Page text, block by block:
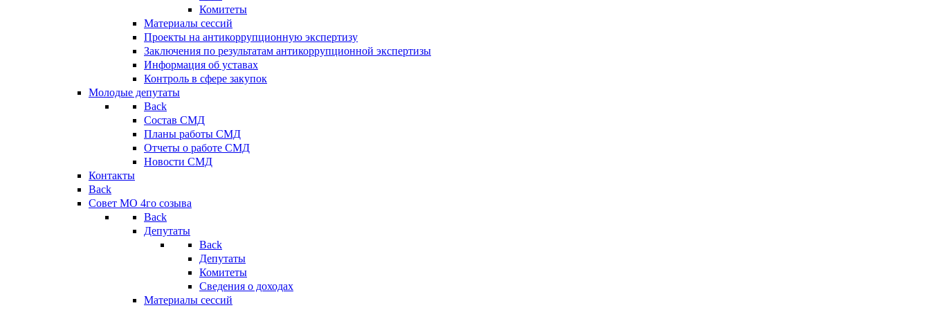
Комитеты
Материалы сессий
Проекты на антикоррупционную экспертизу
Заключения по результатам антикоррупционной экспертизы
Информация об уставах
Контроль в сфере закупок
Молодые депутаты
Back
Состав СМД
Планы работы СМД
Отчеты о работе СМД
Новости СМД
Контакты
Back
Совет МО 4го созыва
Back
Депутаты
Back
Депутаты
Комитеты
Сведения о доходах
Материалы сессий